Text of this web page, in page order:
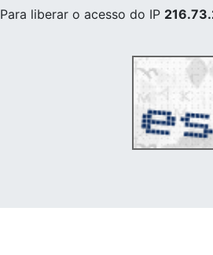
Para liberar o acesso do IP